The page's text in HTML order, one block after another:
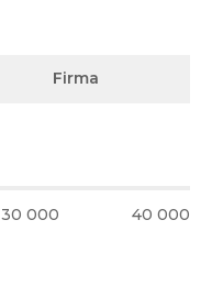
Firma
30 000 40 000